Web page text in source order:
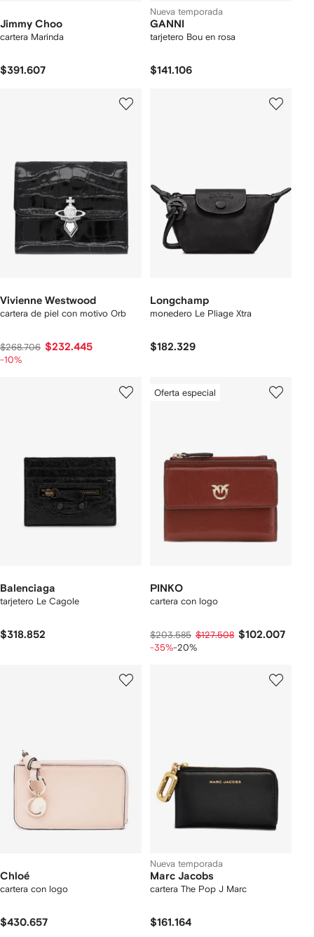
Jimmy Choo
cartera Marinda
$391.607
Nueva temporada
GANNI
tarjetero Bou en rosa
$141.106
Vivienne Westwood
cartera de piel con motivo Orb
$268.706 $232.445
-10%
Longchamp
monedero Le Pliage Xtra
$182.329
Balenciaga
tarjetero Le Cagole
$318.852
Oferta especial
PINKO
cartera con logo
$203.585 $127.508 $102.007
-35%-20%
Chloé
cartera con logo
$430.657
Nueva temporada
Marc Jacobs
cartera The Pop J Marc
$161.164